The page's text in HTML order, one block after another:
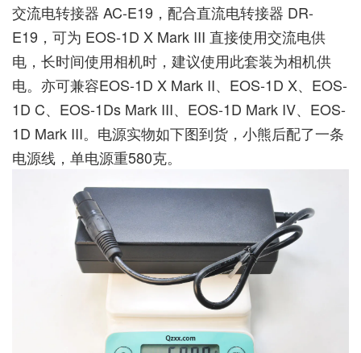
交流电转接器 AC-E19，配合直流电转接器 DR-
E19，可为 EOS-1D X Mark III 直接使用交流电供
电，长时间使用相机时，建议使用此套装为相机供
电。亦可兼容EOS-1D X Mark II、EOS-1D X、EOS-
1D C、EOS-1Ds Mark III、EOS-1D Mark IV、EOS-
1D Mark III。电源实物如下图到货，小熊后配了一条
电源线，单电源重580克。